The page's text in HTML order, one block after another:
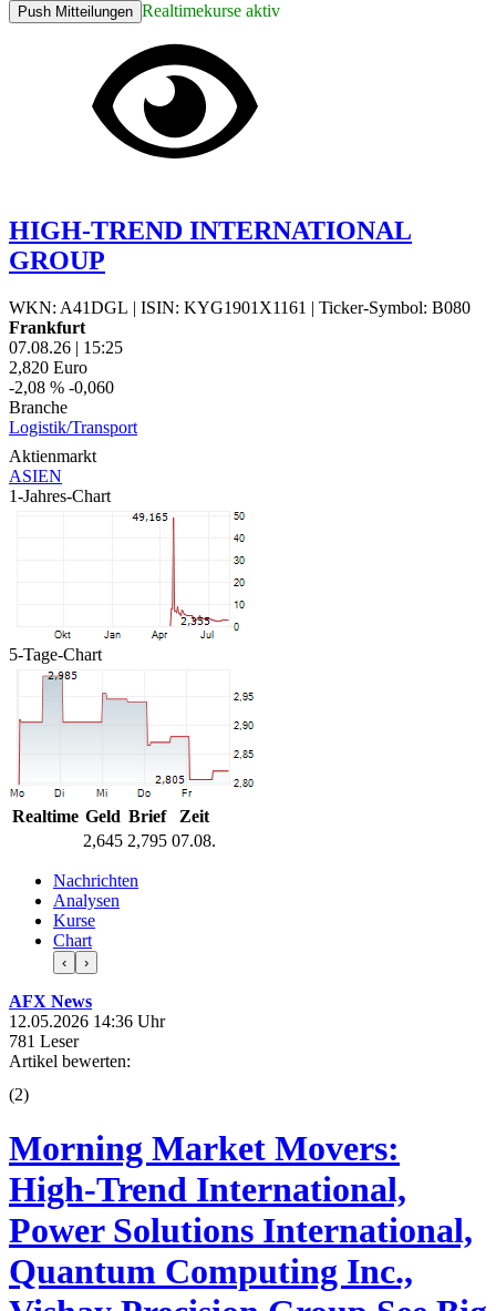
Push Mitteilungen Realtimekurse aktiv
HIGH-TREND INTERNATIONAL
GROUP
WKN: A41DGL | ISIN: KYG1901X1161 | Ticker-Symbol: B080
Frankfurt
07.08.26 | 15:25
2,820 Euro
-2,08 % -0,060
Branche
Logistik/Transport
Aktienmarkt
ASIEN
1-Jahres-Chart
5-Tage-Chart
Realtime Geld Brief
Zeit
2,645 2,795 07.08.
Nachrichten
Analysen
Kurse
Chart
‹ ›
AFX News
12.05.2026 14:36 Uhr
781 Leser
Artikel bewerten:
(2)
Morning Market Movers:
High-Trend International,
Power Solutions International,
Quantum Computing Inc.,